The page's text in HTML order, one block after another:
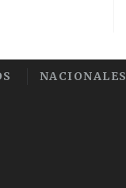
NACIONALES